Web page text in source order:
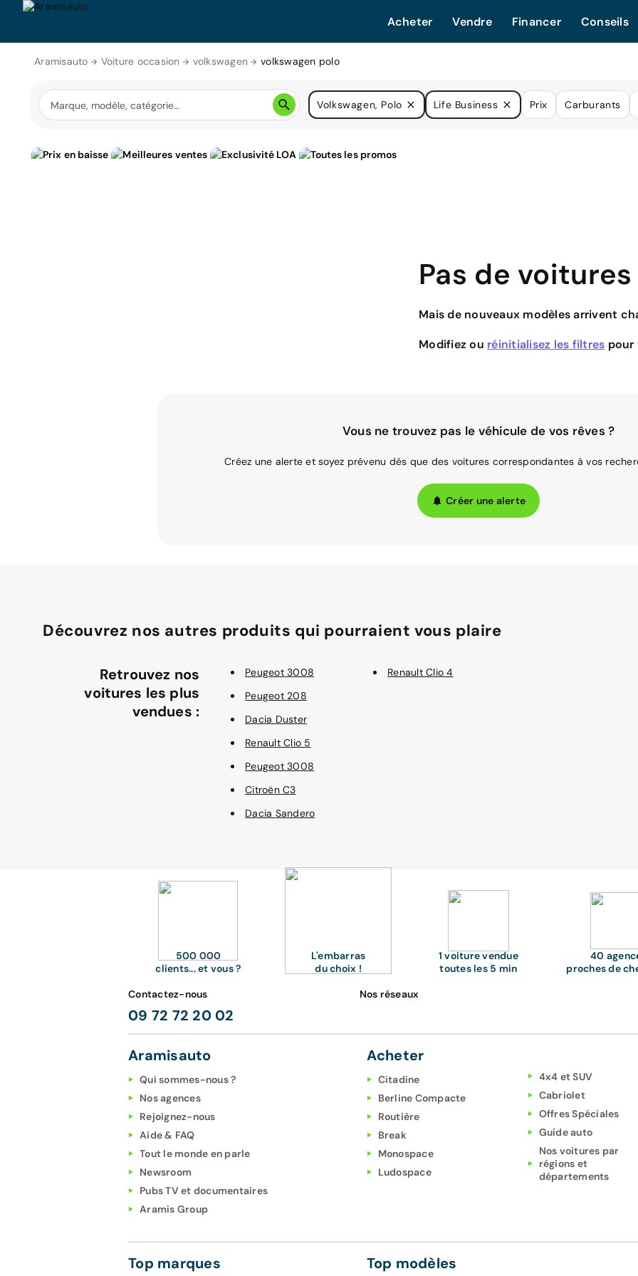
Acheter Vendre Financer Conseils
Aramisauto Voiture occasion volkswagen volkswagen polo
Volkswagen, Polo Life Business Prix Carburants
Pas de
Mais de nouveaux modèles arrivent
Modifiez ou réinitialisez les filtres pour
Vous ne trouvez pas le véhicule de vos rêves ?
Créez une alerte et soyez prévenu dès que des voitures correspondantes à vos
Créer une alerte
Découvrez nos autres produits qui pourraient vous plaire
Retrouvez nos
voitures les plus
vendues :
Peugeot 3008
Peugeot 208
Dacia Duster
Renault Clio 5
Peugeot 3008
Citroën C3
Dacia Sandero
Renault Clio 4
500 000
clients... et vous ?
L'embarras
du choix !
1 voiture vendue
toutes les 5 min
40
proches de
Contactez-nous
09 72 72 20 02
Nos réseaux
Aramisauto
Qui sommes-nous ?
Nos agences
Rejoignez-nous
Aide & FAQ
Tout le monde en parle
Newsroom
Pubs TV et documentaires
Aramis Group
Acheter
Citadine
Berline Compacte
Routière
Break
Monospace
Ludospace
4x4 et SUV
Cabriolet
Offres Spéciales
Guide auto
Nos voitures par
régions et
départements
Top marques Top modèles